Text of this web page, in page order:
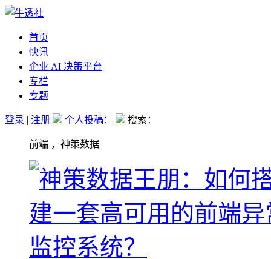
首页
快讯
企业 AI 决策平台
专栏
专题
登录 | 注册 个人投稿： 搜索：
前端 ，神策数据